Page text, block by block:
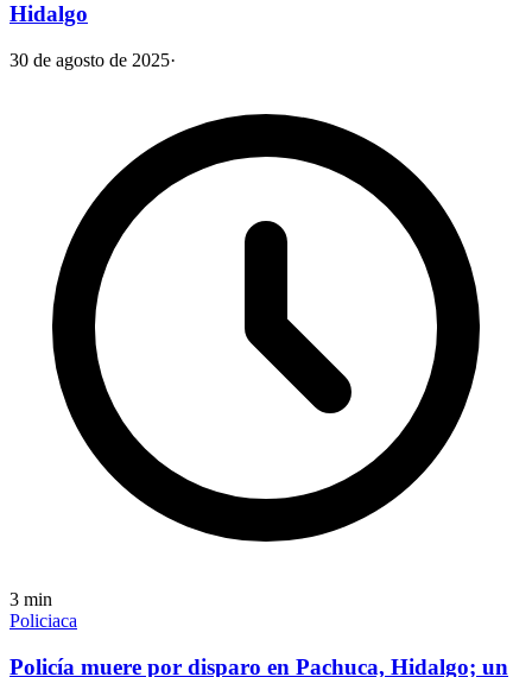
Hidalgo
30 de agosto de 2025·
3 min
Policiaca
Policía muere por disparo en Pachuca, Hidalgo; un